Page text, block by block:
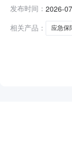
市沙溪
发布时间： 2026-
相关产品：
应急保